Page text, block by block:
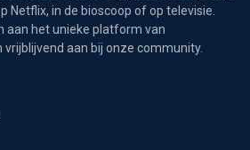
Netflix, in de bioscoop of op televisie.
aan het unieke platform van
vrijblijvend aan bij onze community.